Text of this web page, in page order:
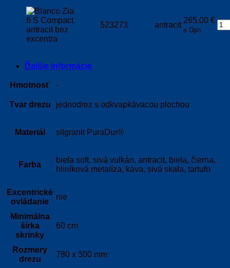
523273 antracit
265.00 €
s Dph
Ďalšie informácie
Hmotnosť -
Tvar drezu jednodrez s odkvapkávacou plochou
Materiál silgranit PuraDur®
Farba
biela soft, sivá vulkán, antracit, biela, čierna,
hliníková metalíza, káva, sivá skala, tartufo
Excentrické
ovládanie
nie
Minimálna
šírka
skrinky
60 cm
Rozmery
drezu
780 x 500 mm